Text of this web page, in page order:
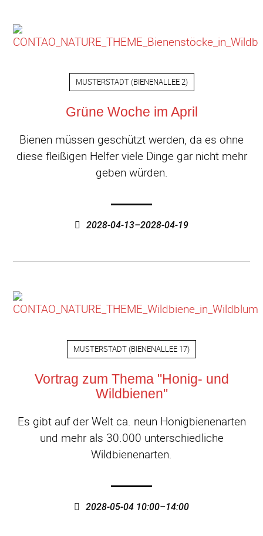
MUSTERSTADT(BIENENALLEE 2)
Grüne Woche im April
Bienen müssen geschützt werden, da es ohne
diese fleißigen Helfer viele Dinge gar nicht mehr
geben würden.
2028-04-13–2028-04-19
MUSTERSTADT (BIENENALLEE 17)
Vortrag zum Thema "Honig- und
Wildbienen"
Es gibt auf der Welt ca. neun Honigbienenarten
und mehr als 30.000 unterschiedliche
Wildbienenarten.
2028-05-04 10:00–14:00